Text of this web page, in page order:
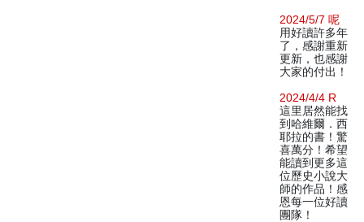
2024/5/7 呢
用好讀許多年
了，感謝重新
更新，也感謝
大家的付出！
2024/4/4 R
這里居然能找
到哈維爾．西
耶拉的書！驚
喜萬分！希望
能讀到更多這
位歷史小說大
師的作品！感
恩每一位好讀
團隊！